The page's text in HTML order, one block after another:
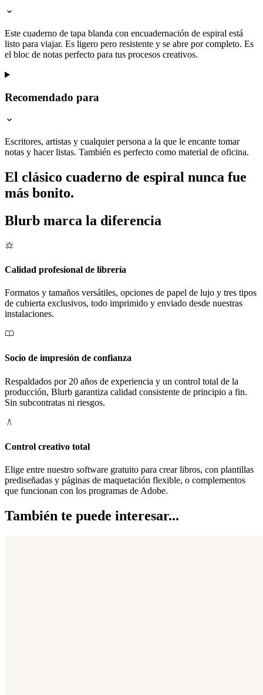
Este cuaderno de tapa blanda con encuadernación de espiral está
listo para viajar. Es ligero pero resistente y se abre por completo. Es
el bloc de notas perfecto para tus procesos creativos.
Recomendado para
Escritores, artistas y cualquier persona a la que le encante tomar
notas y hacer listas. También es perfecto como material de oficina.
El clásico cuaderno de espiral nunca fue
más bonito.
Blurb marca la diferencia
Calidad profesional de librería
Formatos y tamaños versátiles, opciones de papel de lujo y tres tipos
de cubierta exclusivos, todo imprimido y enviado desde nuestras
instalaciones.
Socio de impresión de confianza
Respaldados por 20 años de experiencia y un control total de la
producción, Blurb garantiza calidad consistente de principio a fin.
Sin subcontratas ni riesgos.
Control creativo total
Elige entre nuestro software gratuito para crear libros, con plantillas
prediseñadas y páginas de maquetación flexible, o complementos
que funcionan con los programas de Adobe.
También te puede interesar...